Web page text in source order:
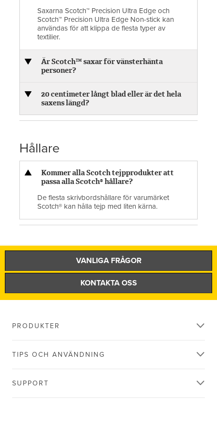
Saxarna Scotch™ Precision Ultra Edge och
Scotch™ Precision Ultra Edge Non-stick kan
användas för att klippa de flesta typer av
textilier.
Är Scotch™ saxar för vänsterhänta
personer?
20 centimeter långt blad eller är det hela
saxens längd?
Hållare
Kommer alla Scotch tejpprodukter att
passa alla Scotch® hållare?
De flesta skrivbordshållare för varumärket
Scotch® kan hålla tejp med liten kärna.
VANLIGA FRÅGOR
KONTAKTA OSS
PRODUKTER
TIPS OCH ANVÄNDNING
SUPPORT